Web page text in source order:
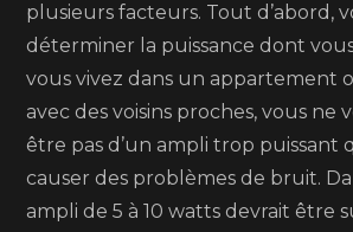
plusieurs facteurs. Tout d’abord,
déterminer la puissance dont vous
vous vivez dans un appartement
avec des voisins proches, vous ne
être pas d’un ampli trop puissant
causer des problèmes de bruit.
ampli de 5 à 10 watts devrait être